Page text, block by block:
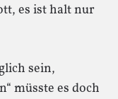
es ist halt nur
sein,
müsste es doch